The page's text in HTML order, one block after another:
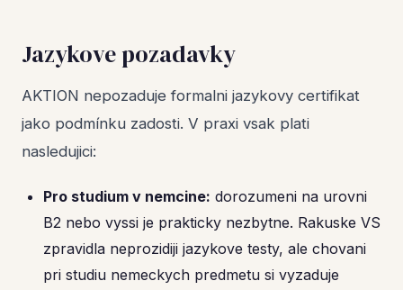
Jazykove pozadavky
AKTION nepozaduje formalni jazykovy certifikat
jako podmínku zadosti. V praxi vsak plati
nasledujici:
Pro studium v nemcine: dorozumeni na urovni
B2 nebo vyssi je prakticky nezbytne. Rakuske VS
zpravidla neprozidiji jazykove testy, ale chovani
pri studiu nemeckych predmetu si vyzaduje